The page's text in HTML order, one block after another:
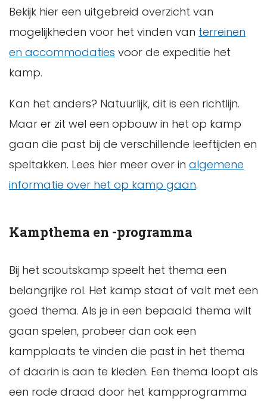
Bekijk hier een uitgebreid overzicht van
mogelijkheden voor het vinden van terreinen
en accommodaties voor de expeditie het
kamp.
Kan het anders? Natuurlijk, dit is een richtlijn.
Maar er zit wel een opbouw in het op kamp
gaan die past bij de verschillende leeftijden en
speltakken. Lees hier meer over in algemene
informatie over het op kamp gaan.
Kampthema en -programma
Bij het scoutskamp speelt het thema een
belangrijke rol. Het kamp staat of valt met een
goed thema. Als je in een bepaald thema wilt
gaan spelen, probeer dan ook een
kampplaats te vinden die past in het thema
of daarin is aan te kleden. Een thema loopt als
een rode draad door het kampprogramma